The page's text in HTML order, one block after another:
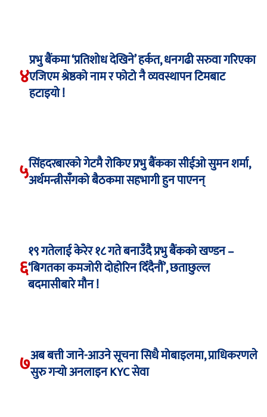
४
प्रभु बैंकमा ‘प्रतिशोध देखिने’ हर्कत, धनगढी सरुवा गरिएका
एजिएम श्रेष्ठको नाम र फोटो नै व्यवस्थापन टिमबाट
हटाइयो !
५सिंहदरबारको गेटमै रोकिए प्रभु बैंकका सीईओ सुमन शर्मा,
अर्थमन्त्रीसँगको बैठकमा सहभागी हुन पाएनन्
६
१९ गतेलाई केरेर १८ गते बनाउँदै प्रभु बैंकको खण्डन –
‘बिगतका कमजोरी दोहोरिन दिँदैनौं’, छताछुल्ल
बदमासीबारे मौन !
७अब बत्ती जाने-आउने सूचना सिधै मोबाइलमा, प्राधिकरणले
सुरु गर्‍यो अनलाइन KYC सेवा